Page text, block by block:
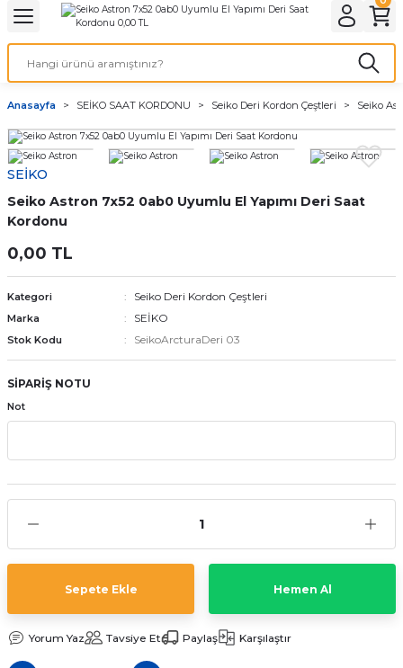
Geri Dön
& ELEKTİRİK AYDINLATMA & ELEKTRİK
BİLGİSAYAR
OFİS MALZEMELERİ
Geri Dön
ve Cihaz Pilleri
ÇEŞİTLERİ
ÇEŞİTLERİ
Pili
Geri Dön
Geri Dön
Kordon Çeşitleri
Kordonları
Kordonu
saat kordonu
Kordonları
Anasayfa SEİKO SAAT KORDONU Seiko Deri Kordon Çeştleri Seiko
SEİKO
Seiko Astron 7x52 0ab0 Uyumlu El Yapımı Deri Saat
Kordonu
0,00 TL
Kategori Seiko Deri Kordon Çeştleri
Marka SEİKO
Stok Kodu SeikoArcturaDeri 03
SİPARİŞ NOTU
Not
Sepete Ekle Hemen Al
Yorum Yaz Tavsiye Et Paylaş Karşılaştır